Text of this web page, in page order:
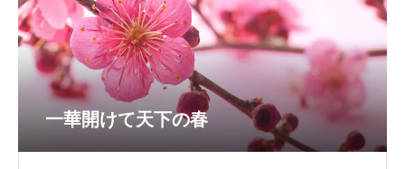
一華開けて天下の春